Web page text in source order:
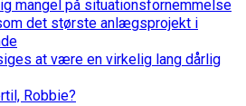
mangel på situationsfornemmelse
det største anlægsprojekt i
at være en virkelig lang dårlig
Robbie?